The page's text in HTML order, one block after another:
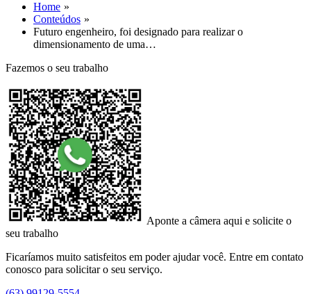
Home
Conteúdos
Futuro engenheiro, foi designado para realizar o
dimensionamento de uma…
Fazemos o seu trabalho
Aponte a câmera aqui e solicite o
seu trabalho
Ficaríamos muito satisfeitos em poder ajudar você. Entre em contato
conosco para solicitar o seu serviço.